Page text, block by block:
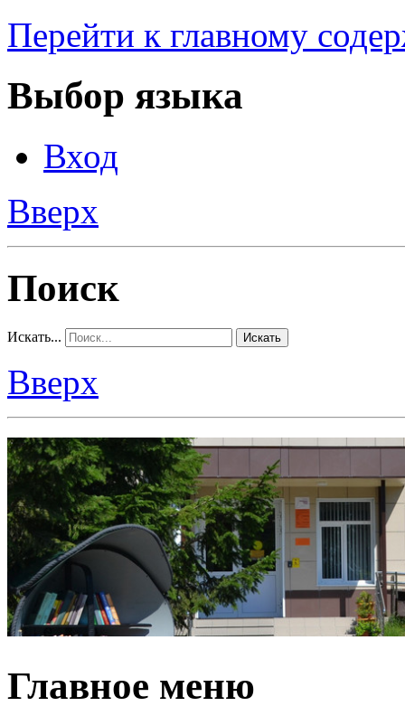
Перейти к главному
Выбор языка
Вход
Вверх
Поиск
Искать... Искать
Вверх
Главное меню